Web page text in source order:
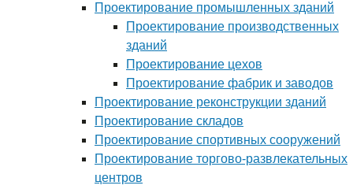
Проектирование промышленных зданий
Проектирование производственных
зданий
Проектирование цехов
Проектирование фабрик и заводов
Проектирование реконструкции зданий
Проектирование складов
Проектирование спортивных сооружений
Проектирование торгово-развлекательных
центров